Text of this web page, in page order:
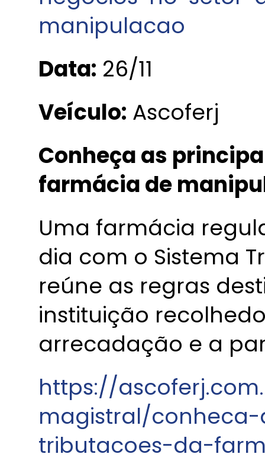
manipulacao
Data: 26/11
Veículo: Ascoferj
Conheça as
farmácia de
Uma farmácia
dia com o Sistema
reúne as regras
instituição
arrecadação e a
https://
magistral/
tributacoes-da-